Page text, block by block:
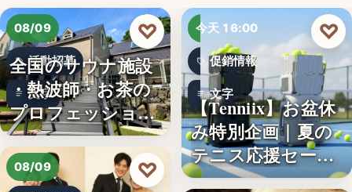
08/09
活動招募
文字
全国のサウナ施設
・熱波師・お茶の
プロフェッショナ
ル募集！…
♡
08/09 ♡
今天 16:00
促銷情報
文字
【Tenniix】お盆休
み特別企画｜夏の
テニス応援セー
ル…
♡